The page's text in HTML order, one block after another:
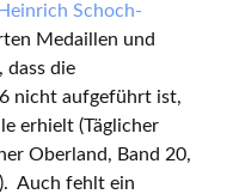
Schoch-
Medaillen und
dass die
nicht aufgeführt ist,
erhielt (Täglicher
Oberland, Band 20,
Auch fehlt ein